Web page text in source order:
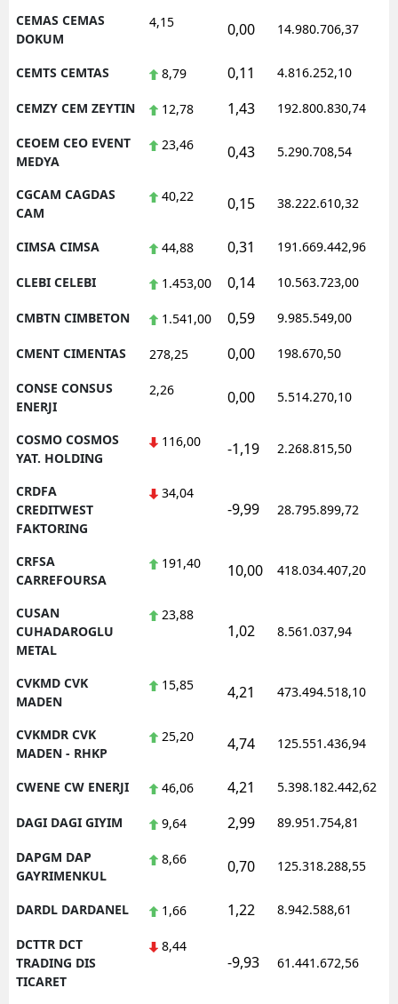
CEMAS CEMAS
DOKUM
4,15 0,00 14.980.706,37
CEMTS CEMTAS 8,79 0,11 4.816.252,10
CEMZY CEM ZEYTIN 12,78 1,43 192.800.830,74
CEOEM CEO EVENT
MEDYA
23,46 0,43 5.290.708,54
CGCAM CAGDAS
CAM
40,22 0,15 38.222.610,32
CIMSA CIMSA 44,88 0,31 191.669.442,96
CLEBI CELEBI 1.453,00 0,14 10.563.723,00
CMBTN CIMBETON 1.541,00 0,59 9.985.549,00
CMENT CIMENTAS 278,25 0,00 198.670,50
CONSE CONSUS
ENERJI
2,26 0,00 5.514.270,10
COSMO COSMOS
YAT. HOLDING
116,00 -1,19 2.268.815,50
CRDFA
CREDITWEST
FAKTORING
34,04
-9,99 28.795.899,72
CRFSA
CARREFOURSA
191,40 10,00 418.034.407,20
CUSAN
CUHADAROGLU
METAL
23,88
1,02 8.561.037,94
CVKMD CVK
MADEN
15,85 4,21 473.494.518,10
CVKMDR CVK
MADEN - RHKP
25,20 4,74 125.551.436,94
CWENE CW ENERJI 46,06 4,21 5.398.182.442,62
DAGI DAGI GIYIM 9,64 2,99 89.951.754,81
DAPGM DAP
GAYRIMENKUL
8,66 0,70 125.318.288,55
DARDL DARDANEL 1,66 1,22 8.942.588,61
DCTTR DCT
TRADING DIS
TICARET
8,44
-9,93 61.441.672,56